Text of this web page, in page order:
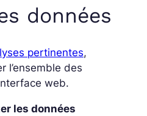
données
pertinentes,
l’ensemble des
web.
les données